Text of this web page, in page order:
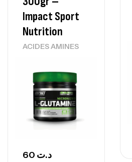
Impact Sport
Nutrition
ACIDES AMINES
د.ت